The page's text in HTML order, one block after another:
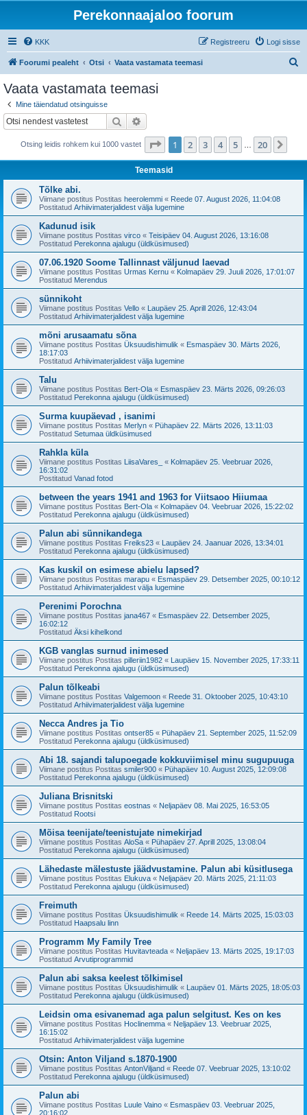
Perekonnaajaloo foorum
KKK Logi sisse
Registreeru
Foorumi pealeht Otsi Vaata vastamata teemasi
Vaata vastamata teemasi
Mine täiendatud otsinguisse
Otsi
Otsing leidis rohkem kui 1000 vastet 1 . leht20 -st
1 2 3 4 5 20
Teemasid
Tõlke abi.
Viimane postitus Postitas heerolemmi « Reede 07. August 2026, 11:04:08
Postitatud Arhiivimaterjalidest välja lugemine
Kadunud isik
Viimane postitus Postitas virco « Teisipäev 04. August 2026, 13:16:08
Postitatud Perekonna ajalugu (üldküsimused)
07.06.1920 Soome Tallinnast väljunud laevad
Viimane postitus Postitas Urmas Kernu « Kolmapäev 29. Juuli 2026, 17:01:07
Postitatud Merendus
sünnikoht
Viimane postitus Postitas Vello « Laupäev 25. Aprill 2026, 12:43:04
Postitatud Arhiivimaterjalidest välja lugemine
mõni arusaamatu sõna
Viimane postitus Postitas Üksuudishimulik « Esmaspäev 30. Märts 2026,
18:17:03
Postitatud Arhiivimaterjalidest välja lugemine
Talu
Viimane postitus Postitas Bert-Ola « Esmaspäev 23. Märts 2026, 09:26:03
Postitatud Perekonna ajalugu (üldküsimused)
Surma kuupäevad , isanimi
Viimane postitus Postitas Merlyn « Pühapäev 22. Märts 2026, 13:11:03
Postitatud Setumaa üldküsimused
Rahkla küla
Viimane postitus Postitas LiisaVares_ « Kolmapäev 25. Veebruar 2026,
16:31:02
Postitatud Vanad fotod
between the years 1941 and 1963 for Viitsaoo Hiiumaa
Viimane postitus Postitas Bert-Ola « Kolmapäev 04. Veebruar 2026, 15:22:02
Postitatud Perekonna ajalugu (üldküsimused)
Palun abi sünnikandega
Viimane postitus Postitas Freiks23 « Laupäev 24. Jaanuar 2026, 13:34:01
Postitatud Perekonna ajalugu (üldküsimused)
Kas kuskil on esimese abielu lapsed?
Viimane postitus Postitas marapu « Esmaspäev 29. Detsember 2025, 00:10:12
Postitatud Arhiivimaterjalidest välja lugemine
Perenimi Porochna
Viimane postitus Postitas jana467 « Esmaspäev 22. Detsember 2025,
16:02:12
Postitatud Äksi kihelkond
KGB vanglas surnud inimesed
Viimane postitus Postitas pilleriin1982 « Laupäev 15. November 2025, 17:33:11
Postitatud Perekonna ajalugu (üldküsimused)
Palun tõlkeabi
Viimane postitus Postitas Valgemoon « Reede 31. Oktoober 2025, 10:43:10
Postitatud Arhiivimaterjalidest välja lugemine
Necca Andres ja Tio
Viimane postitus Postitas ontser85 « Pühapäev 21. September 2025, 11:52:09
Postitatud Perekonna ajalugu (üldküsimused)
Abi 18. sajandi talupoegade kokkuviimisel minu sugupuuga
Viimane postitus Postitas smiler900 « Pühapäev 10. August 2025, 12:09:08
Postitatud Perekonna ajalugu (üldküsimused)
Juliana Brisnitski
Viimane postitus Postitas eostnas « Neljapäev 08. Mai 2025, 16:53:05
Postitatud Rootsi
Mõisa teenijate/teenistujate nimekirjad
Viimane postitus Postitas AloSa « Pühapäev 27. Aprill 2025, 13:08:04
Postitatud Perekonna ajalugu (üldküsimused)
Lähedaste mälestuste jäädvustamine. Palun abi küsitlusega
Viimane postitus Postitas Elukuva « Neljapäev 20. Märts 2025, 21:11:03
Postitatud Perekonna ajalugu (üldküsimused)
Freimuth
Viimane postitus Postitas Üksuudishimulik « Reede 14. Märts 2025, 15:03:03
Postitatud Haapsalu linn
Programm My Family Tree
Viimane postitus Postitas Huvitavteada « Neljapäev 13. Märts 2025, 19:17:03
Postitatud Arvutiprogrammid
Palun abi saksa keelest tõlkimisel
Viimane postitus Postitas Üksuudishimulik « Laupäev 01. Märts 2025, 18:05:03
Postitatud Perekonna ajalugu (üldküsimused)
Leidsin oma esivanemad aga palun selgitust. Kes on kes
Viimane postitus Postitas Hoclinemma « Neljapäev 13. Veebruar 2025,
16:15:02
Postitatud Arhiivimaterjalidest välja lugemine
Otsin: Anton Viljand s.1870-1900
Viimane postitus Postitas AntonViljand « Reede 07. Veebruar 2025, 13:10:02
Postitatud Perekonna ajalugu (üldküsimused)
Palun abi
Viimane postitus Postitas Luule Vaino « Esmaspäev 03. Veebruar 2025,
20:16:02